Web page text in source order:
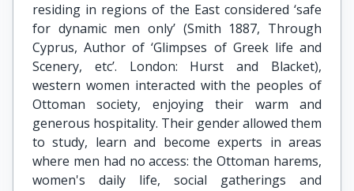
residing in regions of the East considered ‘safe
for dynamic men only’ (Smith 1887, Through
Cyprus, Author of ‘Glimpses of Greek life and
Scenery, etc’. London: Hurst and Blacket),
western women interacted with the peoples of
Ottoman society, enjoying their warm and
generous hospitality. Their gender allowed them
to study, learn and become experts in areas
where men had no access: the Ottoman harems,
women's daily life, social gatherings and